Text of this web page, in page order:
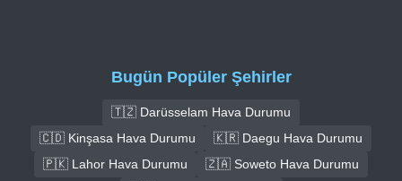
Bugün Popüler Şehirler
🇹🇿 Darüsselam Hava Durumu
🇨🇩 Kinşasa Hava Durumu
🇰🇷 Daegu Hava Durumu
🇵🇰 Lahor Hava Durumu
🇿🇦 Soweto Hava Durumu